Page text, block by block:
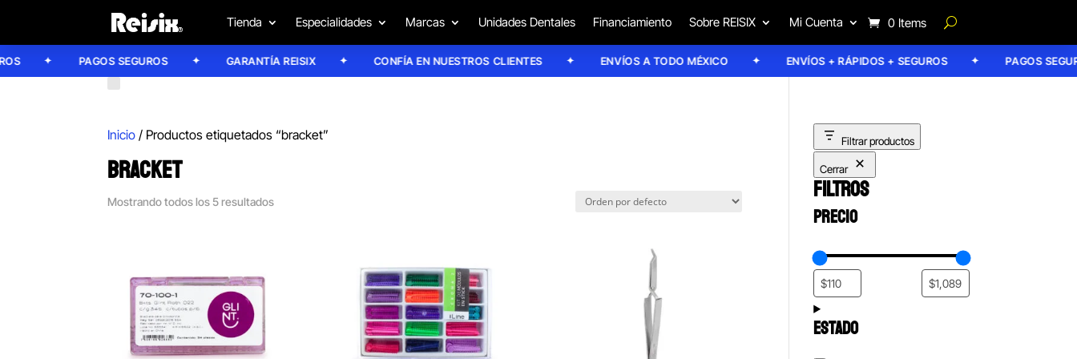
Tienda Especialidades Marcas Unidades Dentales Financiamiento Sobre REISIX Mi Cuenta 0 Items
PAGOS SEGUROS GARANTÍA REISIX CONFÍA EN NUESTROS CLIENTES ENVÍOS A TODO MÉXICO ENVÍOS + RÁPIDOS + SEGUROS PAGOS SEGUROS
Inicio / Productos etiquetados “bracket”
BRACKET
Mostrando todos los 5 resultados
Filtrar productos
Cerrar
FILTROS
PRECIO
ESTADO